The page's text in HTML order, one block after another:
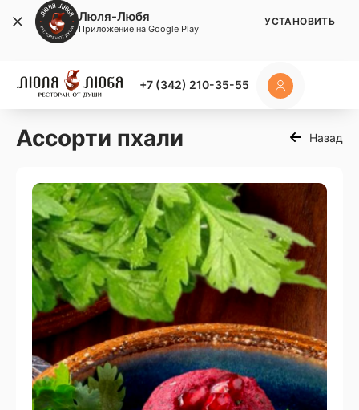
+7 (342) 210-35-55
Ассорти пхали Назад
Люля-Любя
Приложение на Google Play
УСТАНОВИТЬ